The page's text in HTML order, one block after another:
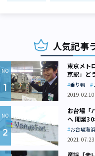
人気記事
東京メト
京駅」ど
もらいま
乗り物
2019.02.10
お台場「
へ 開業
お台場海
2021.07.23